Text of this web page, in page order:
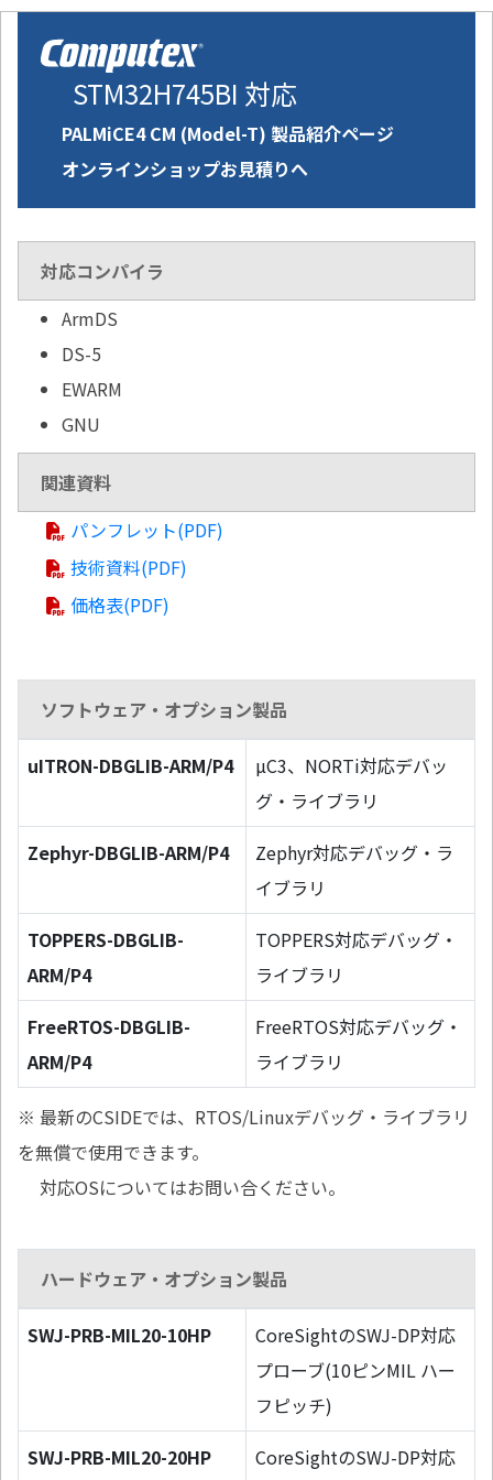
STM32H745BI 対応
PALMiCE4 CM (Model-T) 製品紹介ページ
オンラインショップお見積りへ
対応コンパイラ
ArmDS
DS-5
EWARM
GNU
関連資料
パンフレット(PDF)
技術資料(PDF)
価格表(PDF)
ソフトウェア・オプション製品
uITRON-DBGLIB-ARM/P4
µC3、NORTi対応デバッ
グ・ライブラリ
Zephyr-DBGLIB-ARM/P4
Zephyr対応デバッグ・ラ
イブラリ
TOPPERS-DBGLIB-
ARM/P4
TOPPERS対応デバッグ・
ライブラリ
FreeRTOS-DBGLIB-
ARM/P4
FreeRTOS対応デバッグ・
ライブラリ
※ 最新のCSIDEでは、RTOS/Linuxデバッグ・ライブラリ
を無償で使用できます。
対応OSについてはお問い合ください。
ハードウェア・オプション製品
SWJ-PRB-MIL20-10HP
CoreSightのSWJ-DP対応
プローブ(10ピンMIL ハー
フピッチ)
SWJ-PRB-MIL20-20HP
CoreSightのSWJ-DP対応